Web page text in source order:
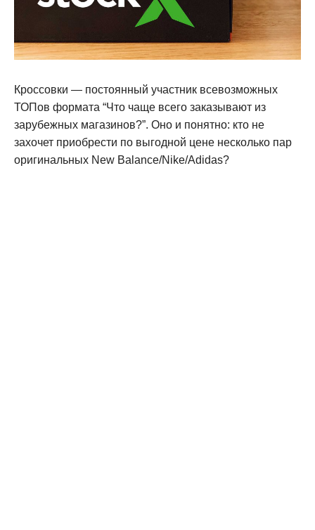
Кроссовки — постоянный участник всевозможных
ТОПов формата “Что чаще всего заказывают из
зарубежных магазинов?”. Оно и понятно: кто не
захочет приобрести по выгодной цене несколько пар
оригинальных New Balance/Nike/Adidas?